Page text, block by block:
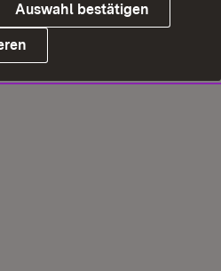
Auswahl bestätigen